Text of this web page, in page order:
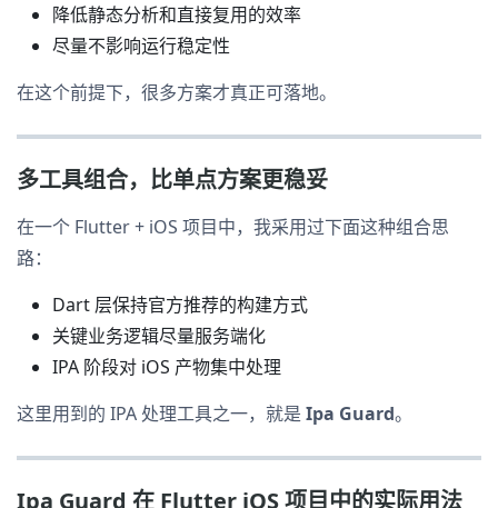
降低静态分析和直接复用的效率
尽量不影响运行稳定性
在这个前提下，很多方案才真正可落地。
多工具组合，比单点方案更稳妥
在一个 Flutter + iOS 项目中，我采用过下面这种组合思
路：
Dart 层保持官方推荐的构建方式
关键业务逻辑尽量服务端化
IPA 阶段对 iOS 产物集中处理
这里用到的 IPA 处理工具之一，就是 Ipa Guard。
Ipa Guard 在 Flutter iOS 项目中的实际用法